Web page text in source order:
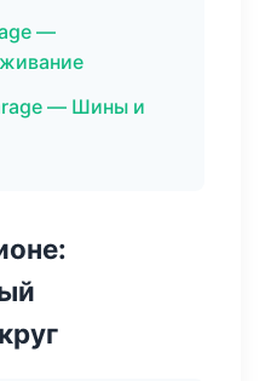
—
— Шины и